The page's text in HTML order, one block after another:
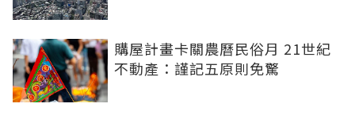
購屋計畫卡關農曆民俗月 21世紀
不動產：謹記五原則免驚